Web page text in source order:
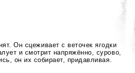
Он сцеживает с веточек ягодки
и смотрит напряжённо, сурово,
он их собирает, придавливая.